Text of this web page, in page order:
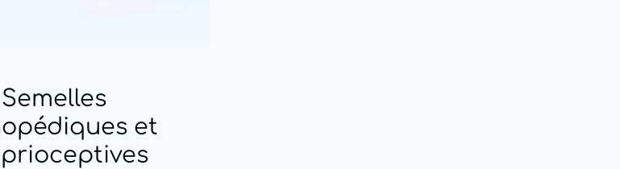
Semelles
et